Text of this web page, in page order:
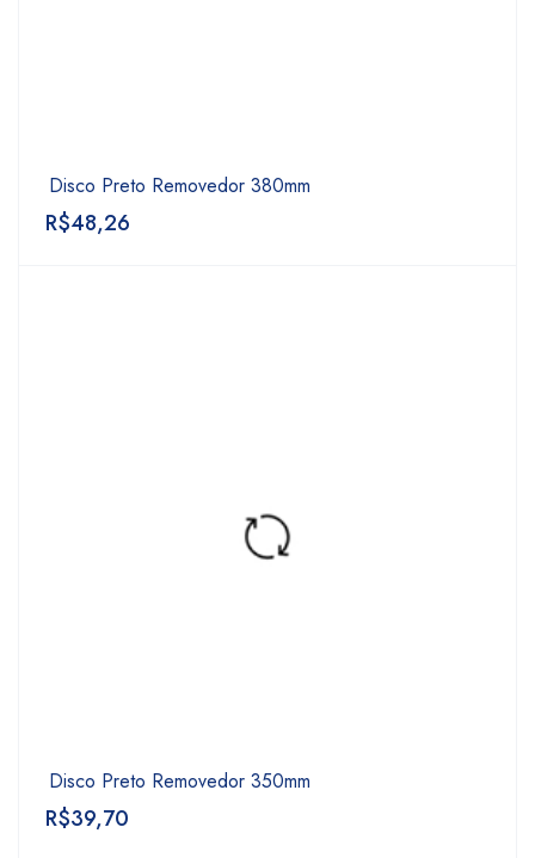
Disco Preto Removedor 380mm
R$48,26
Disco Preto Removedor 350mm
R$39,70